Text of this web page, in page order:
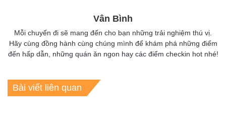
Vân Bình
Mỗi chuyến đi sẽ mang đến cho bạn những trải nghiệm thú vị.
Hãy cùng đồng hành cùng chúng mình để khám phá những điểm
đến hấp dẫn, những quán ăn ngon hay các điểm checkin hot nhé!
Bài viết liên quan